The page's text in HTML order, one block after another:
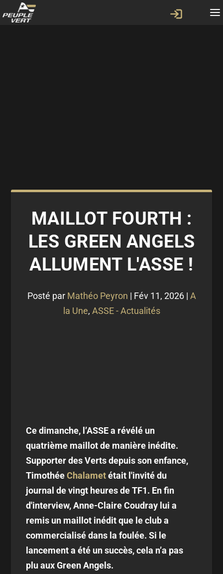
MAILLOT FOURTH :
LES GREEN ANGELS
ALLUMENT L'ASSE !
Posté par Mathéo Peyron | Fév 11, 2026| A
la Une, ASSE - Actualités
Ce dimanche, l’ASSE a révélé un
quatrième maillot de manière inédite.
Supporter des Verts depuis son enfance,
TimothéeChalametétait l'invité du
journal de vingt heures de TF1. En fin
d'interview, Anne-Claire Coudray lui a
remis un maillot inédit que le club a
commercialisé dans la foulée. Si le
lancement a été un succès, cela n’a pas
plu aux Green Angels.